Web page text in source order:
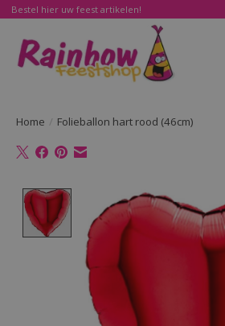
Bestel hier uw feest artikelen!
Home / Folieballon hart rood (46cm)
Product image